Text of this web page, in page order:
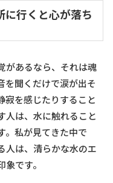
に行くと心が落ち
があるなら、それは魂
を聞くだけで涙が出そ
寂を感じたりすること
人は、水に触れること
。私が見てきた中で
人は、清らかな水のエ
です。